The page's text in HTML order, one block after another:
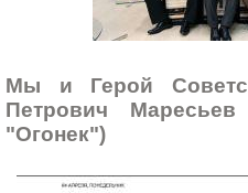
Мы и Герой
Петрович
"Огонек")